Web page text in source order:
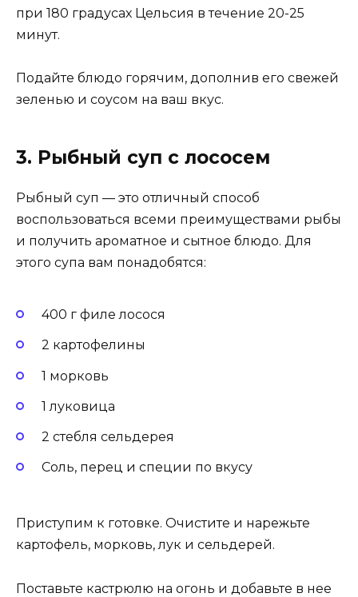
при 180 градусах Цельсия в течение 20-25
минут.
Подайте блюдо горячим, дополнив его свежей
зеленью и соусом на ваш вкус.
3. Рыбный суп с лососем
Рыбный суп — это отличный способ
воспользоваться всеми преимуществами рыбы
и получить ароматное и сытное блюдо. Для
этого супа вам понадобятся:
400 г филе лосося
2 картофелины
1 морковь
1 луковица
2 стебля сельдерея
Соль, перец и специи по вкусу
Приступим к готовке. Очистите и нарежьте
картофель, морковь, лук и сельдерей.
Поставьте кастрюлю на огонь и добавьте в нее